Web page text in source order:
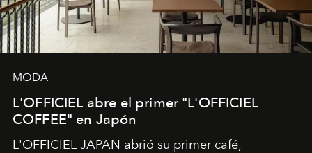
MODA
L'OFFICIEL abre el primer "L'OFFICIEL
COFFEE" en Japón
L'OFFICIEL JAPAN abrió su primer café,